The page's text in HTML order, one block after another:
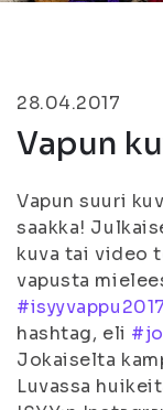
28.04.2017
Vapun
Vapun suuri
saakka!
kuva tai video
vapusta
#isyyvappu2017
hashtag, eli #
Jokaiselta
Luvassa